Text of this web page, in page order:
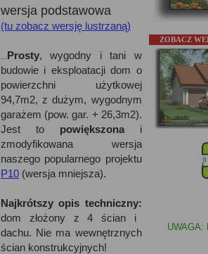
wersja podstawowa
(tu zobacz wersję lustrzaną)
...Prosty, wygodny i tani w
budowie i eksploatacji dom o
powierzchni użytkowej
94,7m2, z dużym, wygodnym
garażem (pow. gar. + 26,3m2).
Jest to powiększonai
zmodyfikowana wersja
naszego popularnego projektu
P10(wersja mniejsza).
Najkrótszy opis techniczny:
dom złożony z 4 ścian i
dachu. Nie ma wewnętrznych
ścian konstrukcyjnych!
ZOBACZ
UWAGA: